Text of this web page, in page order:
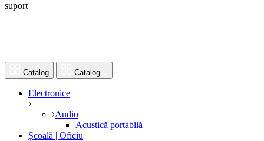
suport
Catalog Catalog
Electronice
Audio
Acustică portabilă
Școală | Oficiu